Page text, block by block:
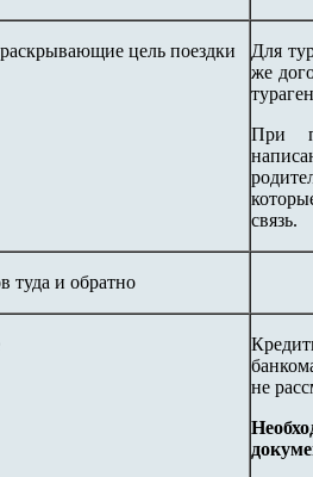
цель поездки
Для
же
При
связь.
туда и обратно
не